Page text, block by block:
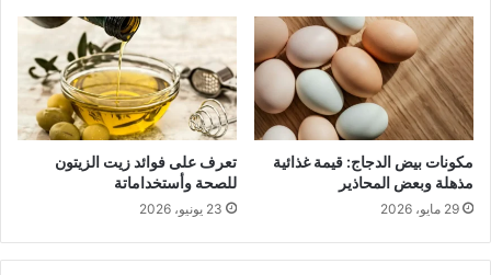
مكونات بيض الدجاج: قيمة غذائية
مذهلة وبعض المحاذير
29 مايو، 2026
تعرف على فوائد زيت الزيتون
للصحة وأستخداماتة
23 يونيو، 2026